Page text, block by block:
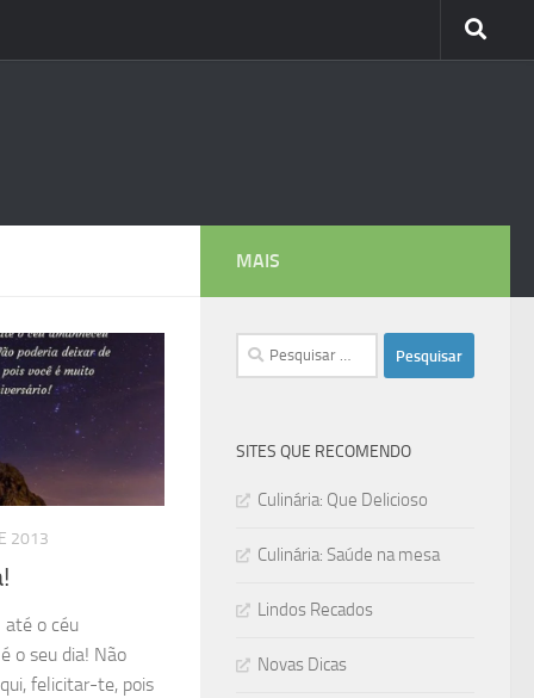
2013
até o céu
o seu dia! Não
felicitar-te, pois
MAIS
Pesquisar
por:
SITES QUE RECOMENDO
Culinária: Que Delicioso
Culinária: Saúde na mesa
Lindos Recados
Novas Dicas